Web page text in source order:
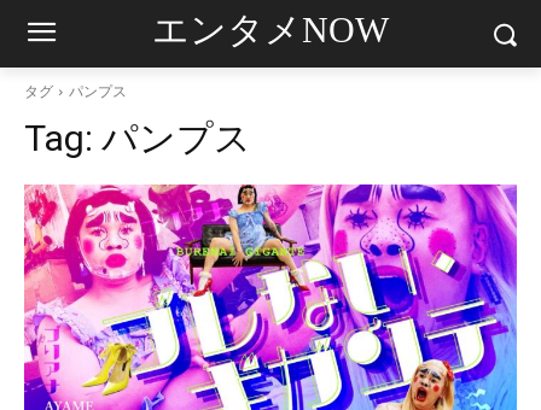
エンタメNOW
タグ パンプス
Tag: パンプス